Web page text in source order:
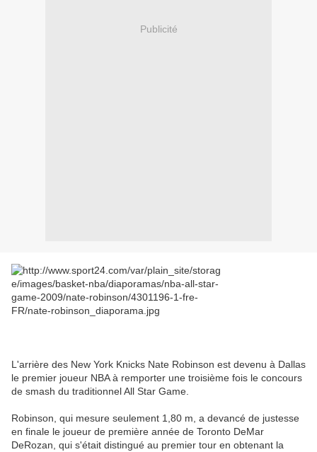
Publicité
L'arrière des New York Knicks Nate Robinson est devenu à Dallas
le premier joueur NBAà remporter une troisième fois le concours
de smash du traditionnel All Star Game.
Robinson, qui mesure seulement 1,80 m, a devancé de justesse
en finale le joueur de première année de Toronto DeMar
DeRozan, qui s'était distingué au premier tour en obtenant la